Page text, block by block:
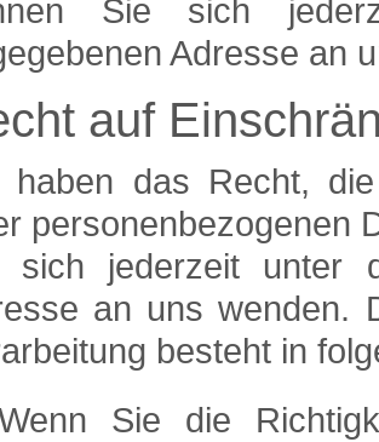
Sie sich
Adresse an
auf
haben das Recht,
personenbezogenen
sich jederzeit unter
an uns wenden.
besteht in
Sie die